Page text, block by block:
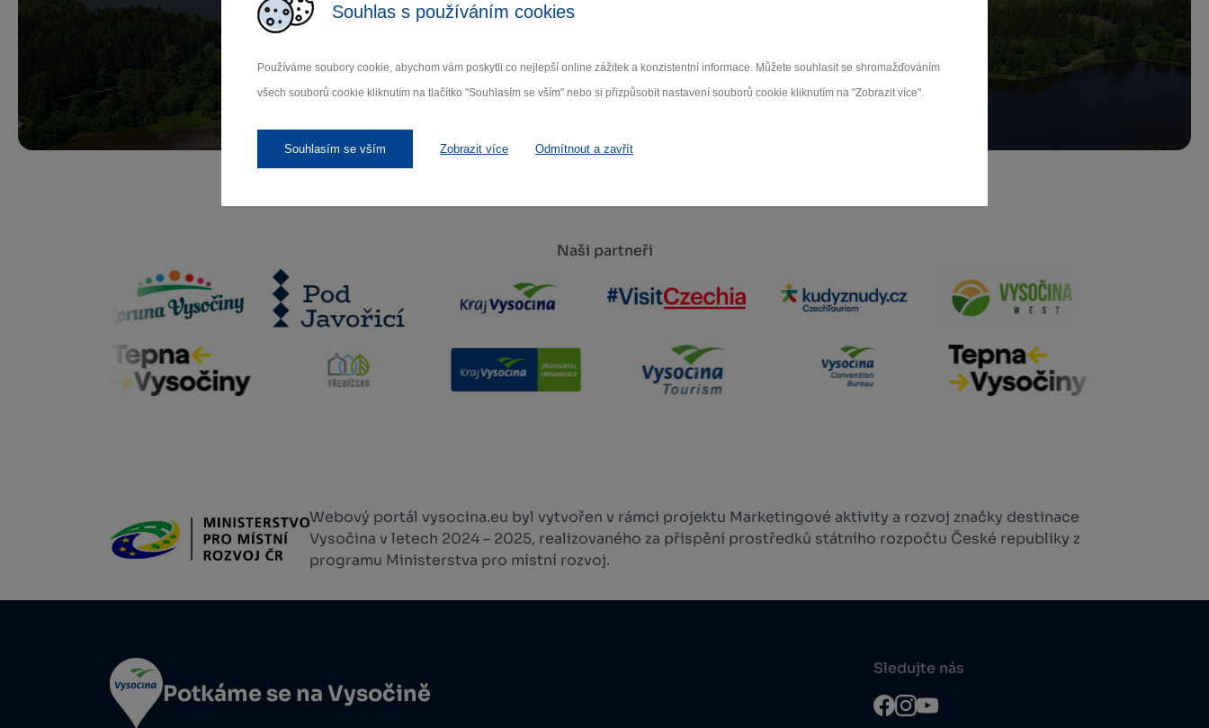
Souhlas s používáním cookies
Používáme soubory cookie, abychom vám poskytli co nejlepší online zážitek a konzistentní informace. Můžete souhlasit se shromažďováním
všech souborů cookie kliknutím na tlačítko "Souhlasím se vším" nebo si přizpůsobit nastavení souborů cookie kliknutím na "Zobrazit více".
Souhlasím se vším Zobrazit více Odmítnout a zavřít
Záleží nám na ochraně osobních údajů.
Naši partneři
Webový portál vysocina.eu byl vytvořen v rámci projektu Marketingové aktivity a rozvoj značky destinace
Vysočina v letech 2024 – 2025, realizovaného za přispění prostředků státního rozpočtu České republiky z
programu Ministerstva pro místní rozvoj.
Potkáme se na Vysočině
Sledujte nás